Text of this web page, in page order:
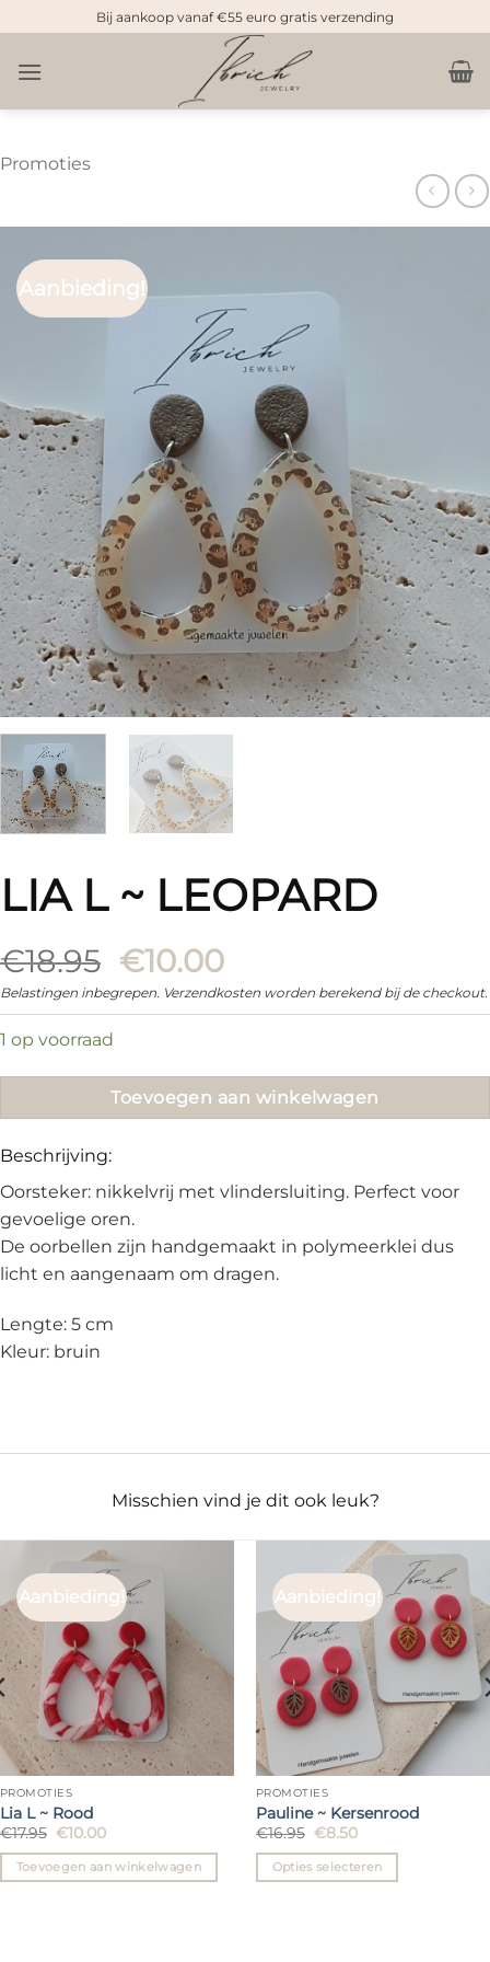
naar
inhoud
Bij aankoop vanaf €55 euro gratis verzending
Promoties
Aanbieding!
LIA L ~ LEOPARD
€18.95 Oorspronkelijke
prijs
was:
€10.00Huidige
prijs
is:
Belastingen inbegrepen. Verzendkosten worden berekend bij de checkout.
1 op voorraad
Toevoegen aan winkelwagen
Beschrijving:
Oorsteker: nikkelvrij met vlindersluiting. Perfect voor
gevoelige oren.
De oorbellen zijn handgemaakt in polymeerklei dus
licht en aangenaam om dragen.
Lengte: 5 cm
Kleur: bruin
Misschien vind je dit ook leuk?
Aanbieding!
PROMOTIES
Lia L ~ Rood
€17.95 Oorspronkelijke
was:
€17.95.
€10.00Huidige
is:
€10.00.
Toevoegen aan winkelwagen
Aanbieding!
PROMOTIES
Pauline ~ Kersenrood
€16.95 Oorspronkelijke
was:
€16.95.
€8.50Huidige
is:
€8.50.
Opties selecteren